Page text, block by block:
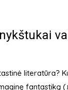
literatūra?
fantastiką (